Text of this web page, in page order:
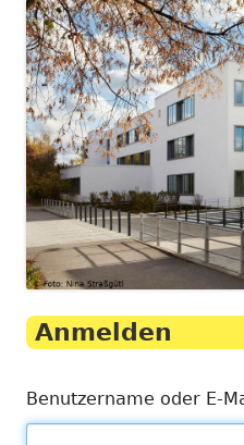
Anmelden
Benutzername oder E-